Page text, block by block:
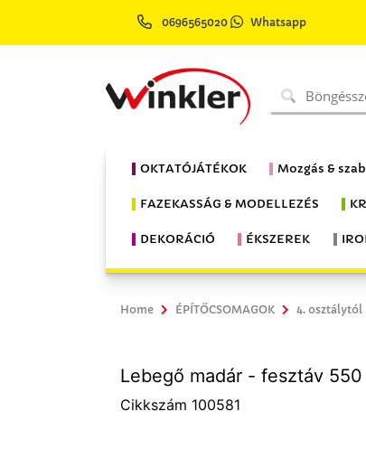
0696565020 Whatsapp
OKTATÓJÁTÉKOK Mozgás &
FAZEKASSÁG & MODELLEZÉS
DEKORÁCIÓ ÉKSZEREK
Home ÉPÍTŐCSOMAGOK 4. osztálytól
Lebegő madár - fesztáv
Cikkszám 100581